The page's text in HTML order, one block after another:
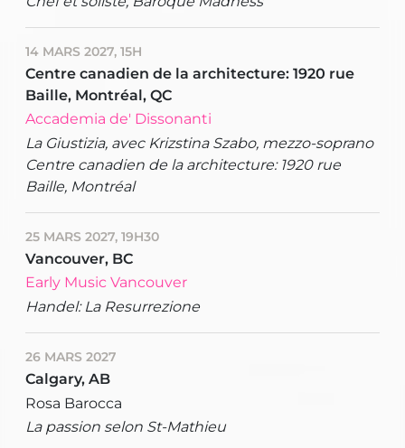
14 MARS 2027, 15H
Centre canadien de la architecture: 1920 rue
Baille, Montréal, QC
Accademia de' Dissonanti
La Giustizia, avec Krizstina Szabo, mezzo-soprano
Centre canadien de la architecture: 1920 rue
Baille, Montréal
25 MARS 2027, 19H30
Vancouver, BC
Early Music Vancouver
Handel: La Resurrezione
26 MARS 2027
Calgary, AB
Rosa Barocca
La passion selon St-Mathieu